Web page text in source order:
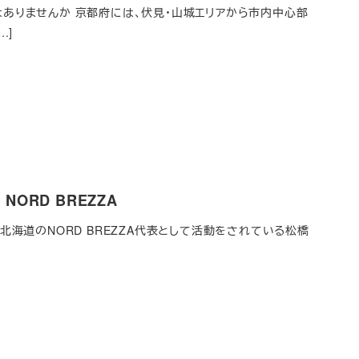
ませんか 京都府には、伏見・山城エリアから市内中心部
NORD BREZZA
海道のNORD BREZZA代表として活動をされている松橋